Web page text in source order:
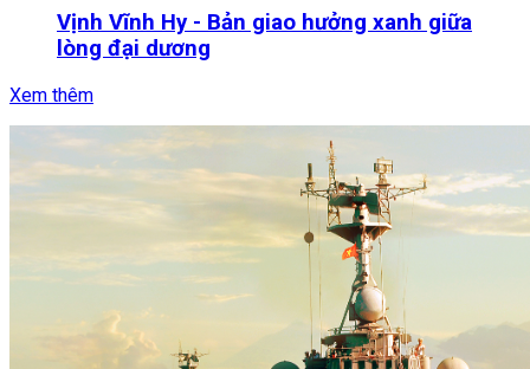
Vịnh Vĩnh Hy - Bản giao hưởng xanh giữa
lòng đại dương
Xem thêm